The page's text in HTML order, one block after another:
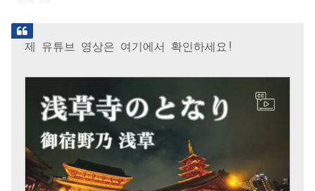
제 유튜브 영상은 여기에서 확인하세요!